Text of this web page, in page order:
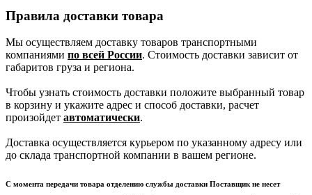
Правила доставки товара
Мы осуществляем доставку товаров транспортными
компаниями по всей России. Стоимость доставки зависит от
габаритов груза и региона.
Чтобы узнать стоимость доставки положите выбранный товар
в корзину и укажите адрес и способ доставки, расчет
произойдет автоматически.
Доставка осуществляется курьером по указанному адресу или
до склада транспортной компании в вашем регионе.
С момента передачи товара отделению службы доставки Поставщик не несет